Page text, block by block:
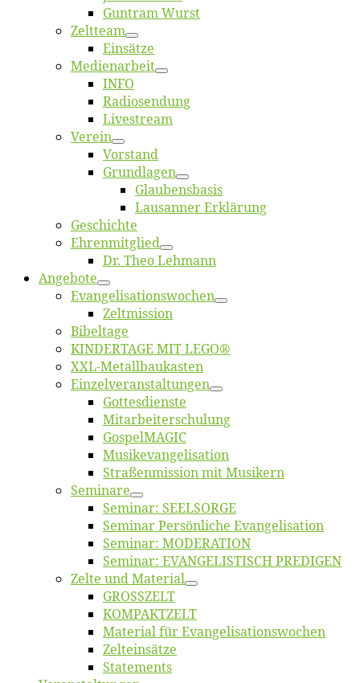
Gun­tram Wurst
Zelt­team
Ein­sät­ze
Me­di­en­ar­beit
INFO
Ra­dio­sen­dung
Live­stream
Ver­ein
Vor­stand
Grund­la­gen
Glaubens­ba­sis
Lausan­ner Erklärung
Ge­schich­te
Eh­ren­mit­glied
Dr. Theo Lehmann
An­ge­bo­te
Evangelisa­tions­wo­chen
Zelt­mis­si­on
Bi­bel­ta­ge
KINDERTAGE MIT LEGO®
XXL-Me­­tal­l­­bau­­kas­­ten
Einzelver­an­stal­tungen
Got­tes­diens­te
Mitarbeiter­schulung
Gos­pel­MA­GIC
Musikevan­ge­li­sa­tion
Straßenmis­sion mit Musikern
Se­mi­na­re
Se­mi­nar: SEELSORGE
Se­mi­nar Per­sön­li­che Evangelisation
Se­mi­nar: MODERATION
Se­mi­nar: EVANGELISTISCH PREDIGEN
Zel­te und Material
GROSSZELT
KOMPAKTZELT
Ma­te­ri­al für Evangelisationswochen
Zelt­ein­sät­ze
State­ments